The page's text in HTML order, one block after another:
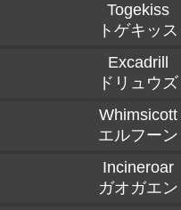
Togekiss
トゲキッス
Excadrill
ドリュウズ
Whimsicott
エルフーン
Incineroar
ガオガエン